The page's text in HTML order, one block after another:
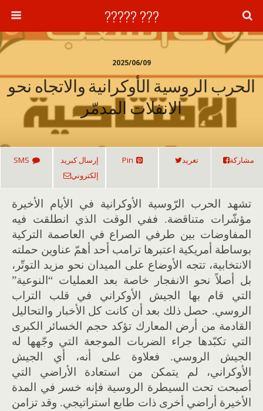
??? ?????
2025/06/09
الحرب الروسية الأوكرانية والاتجاه نحو
الانفلات المدمّر
مشاركة تغريد Pin
إرسال كبريد
إلكتروني
SMS
تشهد الحرب الرّوسية الأوكرانية في الأيام الأخيرة
مؤشّرات متناقضة. ففي الوقت الذي انطلقت فيه
المفاوضات بين طرفي الصراع في العاصمة التركية
بوساطة أمريكية اعتبرها ترامب أحد أهمّ عناوين حملته
الانتخابية، تتجه الأوضاع على الميدان نحو مزيد التوتّر،
بل أصلاً نحو الانفجار خاصة بعد العمليات “النوعية”
التي قام بها الجيش الأوكراني في قلب التراب
الروسي. حصل ذلك بعد أن كانت كل الأخبار والتحاليل
القادمة من أرض المعارك تؤكد حجم الخسائر الكبرى
التي تكبّدها جراء الضربات الموجعة التي وجّهها له
الجيش الروسي. فعلاوة على أنه، أي الجيش
الأوكراني، لم يتمكن من استعادة الأراضي التي
أصبحت تحت السيطرة الروسية فإنه خسر في المدة
الأخيرة أراضي أخرى ذات طابع استراتيجي. وقد تزامن